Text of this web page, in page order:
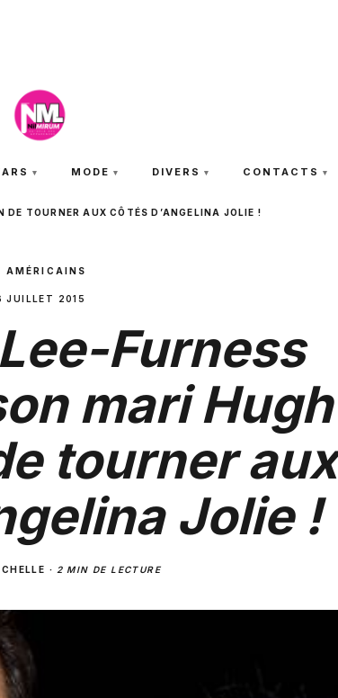
MODE DIVERS CONTACTS
TOURNER AUX CÔTÉS D’ANGELINA JOLIE !
AMÉRICAINS
JUILLET 2015
Furness
mari Hugh
tourner aux
Jolie !
· 2 MIN DE LECTURE